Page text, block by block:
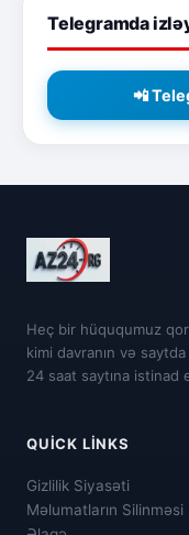
Telegramda
📲
Heç bir hüququmuz
kimi davranın və
24 saat saytına istinad
QUICK LINKS
Gizlilik Siyasəti
Məlumatların Silinməsi